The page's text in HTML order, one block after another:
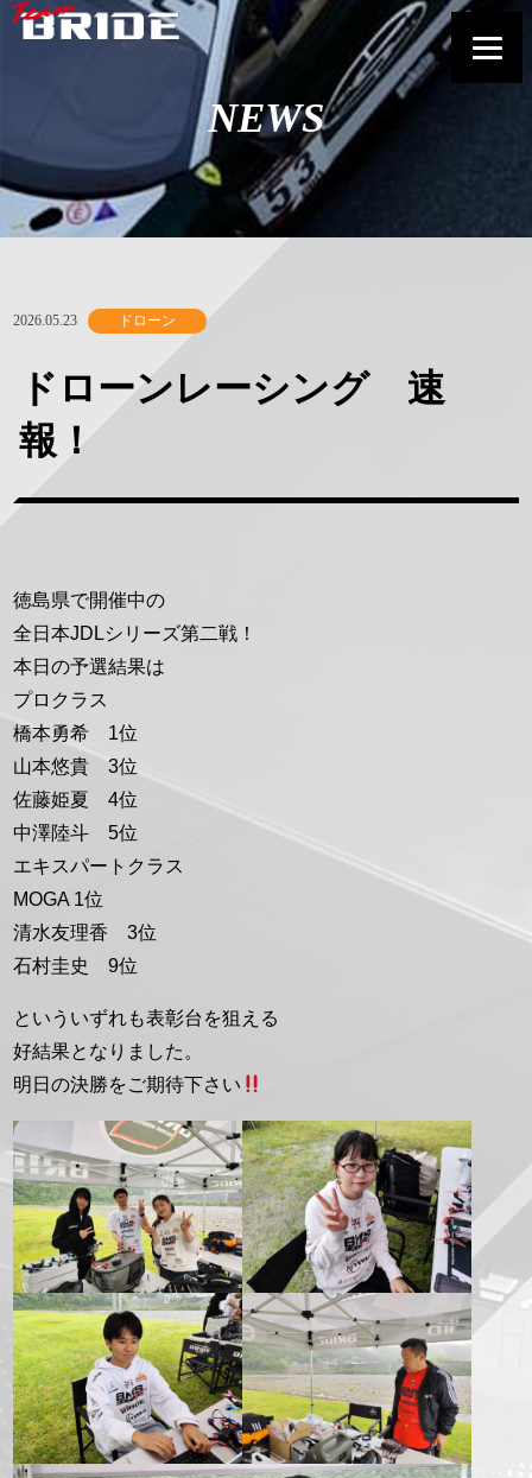
NEWS
2026.05.23 ドローン
ドローンレーシング 速
報！
徳島県で開催中の
全日本JDLシリーズ第二戦！
本日の予選結果は
プロクラス
橋本勇希 1位
山本悠貴 3位
佐藤姫夏 4位
中澤陸斗 5位
エキスパートクラス
MOGA 1位
清水友理香 3位
石村圭史 9位
といういずれも表彰台を狙える
好結果となりました。
明日の決勝をご期待下さい